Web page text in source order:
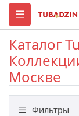
Каталог
Москве
Фильтры